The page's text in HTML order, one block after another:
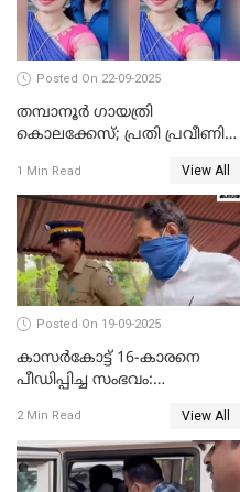
Posted On 22-09-2025
തമ്പാനൂര്‍ ഗായത്രി
കൊലക്കേസ്; പ്രതി പ്രവീണിന്
ലക്ഷം രൂപ പിഴയും
1 Min Read View All
Posted On 19-09-2025
കാസർകോട്ട് 16-കാരനെ
പീഡിപ്പിച്ച സംഭവം:
ഇടപാടുകൾ നടന്നതായി
പൊലീസ്
2 Min Read View All